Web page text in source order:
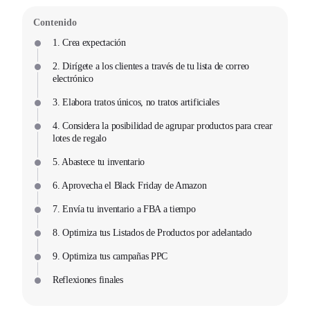
Contenido
1. Crea expectación
2. Dirígete a los clientes a través de tu lista de correo
electrónico
3. Elabora tratos únicos, no tratos artificiales
4. Considera la posibilidad de agrupar productos para crear
lotes de regalo
5. Abastece tu inventario
6. Aprovecha el Black Friday de Amazon
7. Envía tu inventario a FBA a tiempo
8. Optimiza tus Listados de Productos por adelantado
9. Optimiza tus campañas PPC
Reflexiones finales